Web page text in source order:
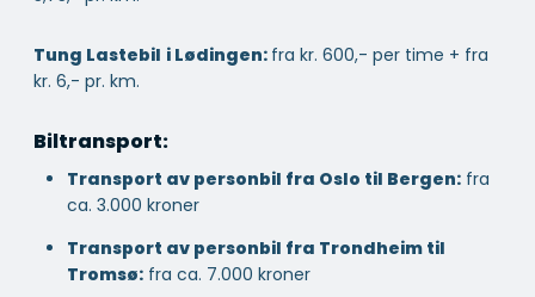
Tung Lastebil i Lødingen: fra kr. 600,- per time + fra
kr. 6,- pr. km.
Biltransport:
Transport av personbil fra Oslo til Bergen: fra
ca. 3.000 kroner
Transport av personbil fra Trondheim til
Tromsø: fra ca. 7.000 kroner